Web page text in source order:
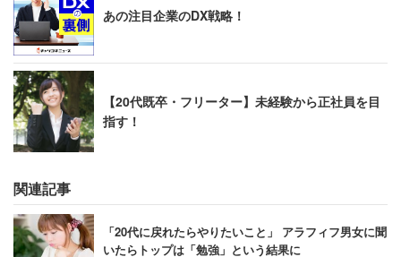
あの注目企業のDX戦略！
【20代既卒・フリーター】未経験から正社員を目
指す！
関連記事
「20代に戻れたらやりたいこと」 アラフィフ男女に聞
いたらトップは「勉強」という結果に